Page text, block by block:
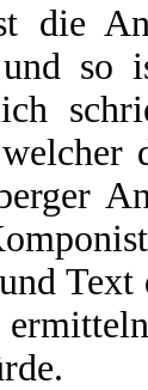
die
so
Text